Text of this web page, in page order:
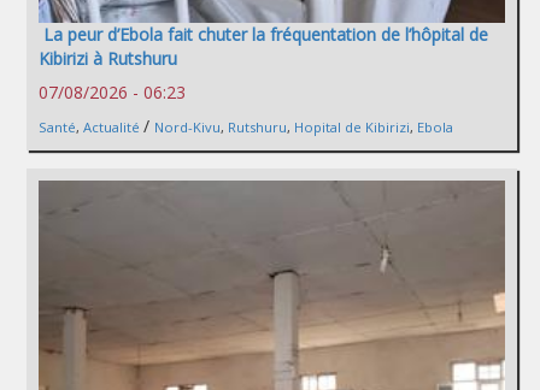
La peur d’Ebola fait chuter la fréquentation de l’hôpital de
Kibirizi à Rutshuru
07/08/2026 - 06:23
Santé, Actualité / Nord-Kivu, Rutshuru, Hopital de Kibirizi, Ebola